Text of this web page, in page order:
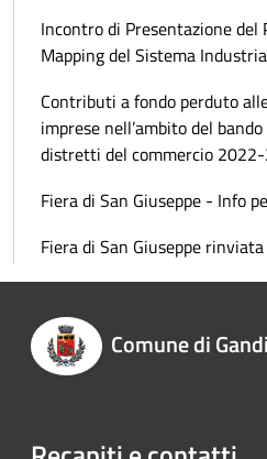
Incontro di Presentazione del
Mapping del Sistema
Contributi a fondo perduto
imprese nell’ambito del
distretti del commercio
Fiera di San Giuseppe - Info
Fiera di San Giuseppe
Comune di